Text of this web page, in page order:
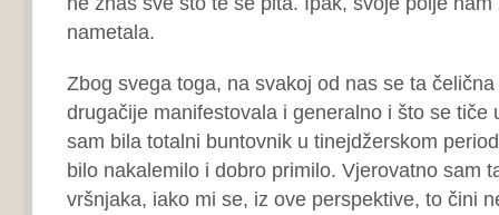
nametala.
Zbog svega toga, na svakoj od nas se ta
drugačije manifestovala i generalno i što se tiče
sam bila totalni buntovnik u tinejdžerskom
bilo nakalemilo i dobro primilo. Vjerovatno sam
vršnjaka, iako mi se, iz ove perspektive, to čini